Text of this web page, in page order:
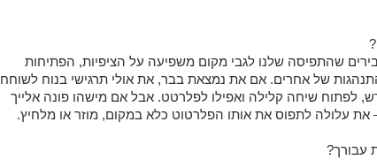
שהתפיסה שלנו לגבי מקום משפיעה על הציפיות, הפתיחות
של אחרים. אם את נמצאת בבר, את אולי תרגישי בנוח לשוחח
לפתוח שיחה קלילה ואפילו לפלרטט. אבל אם מישהו פונה אלייך
את עלולה לתפוס את אותו הפלרטוט כלא במקום, מוזר או מלחיץ.
עבורך?